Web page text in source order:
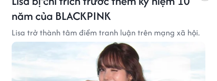
năm của BLACKPINK
Lisa trở thành tâm điểm tranh luận trên mạng xã hội.